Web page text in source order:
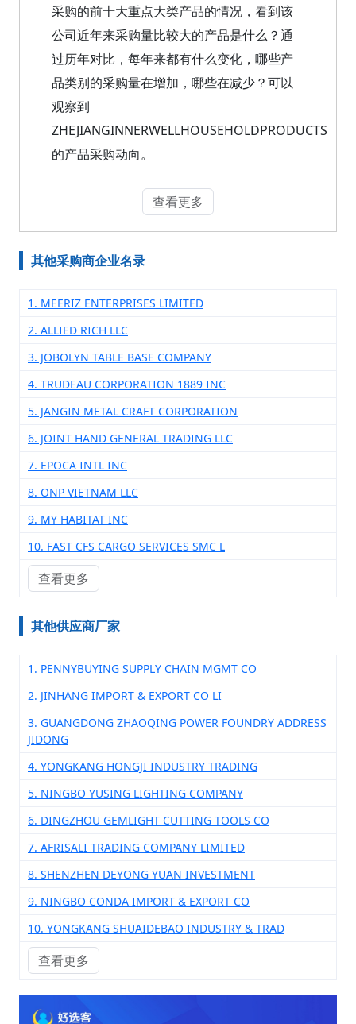
采购的前十大重点大类产品的情况，看到该
公司近年来采购量比较大的产品是什么？通
过历年对比，每年来都有什么变化，哪些产
品类别的采购量在增加，哪些在减少？可以
观察到
ZHEJIANGINNERWELLHOUSEHOLDPRODUCTS
的产品采购动向。
查看更多
其他采购商企业名录
1. MEERIZ ENTERPRISES LIMITED
2. ALLIED RICH LLC
3. JOBOLYN TABLE BASE COMPANY
4. TRUDEAU CORPORATION 1889 INC
5. JANGIN METAL CRAFT CORPORATION
6. JOINT HAND GENERAL TRADING LLC
7. EPOCA INTL INC
8. ONP VIETNAM LLC
9. MY HABITAT INC
10. FAST CFS CARGO SERVICES SMC L
查看更多
其他供应商厂家
1. PENNYBUYING SUPPLY CHAIN MGMT CO
2. JINHANG IMPORT & EXPORT CO LI
3. GUANGDONG ZHAOQING POWER FOUNDRY ADDRESS
JIDONG
4. YONGKANG HONGJI INDUSTRY TRADING
5. NINGBO YUSING LIGHTING COMPANY
6. DINGZHOU GEMLIGHT CUTTING TOOLS CO
7. AFRISALI TRADING COMPANY LIMITED
8. SHENZHEN DEYONG YUAN INVESTMENT
9. NINGBO CONDA IMPORT & EXPORT CO
10. YONGKANG SHUAIDEBAO INDUSTRY & TRAD
查看更多